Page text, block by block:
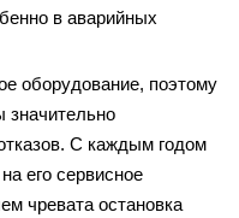
в аварийных
оборудование, поэтому
значительно
С каждым годом
его сервисное
чревата остановка